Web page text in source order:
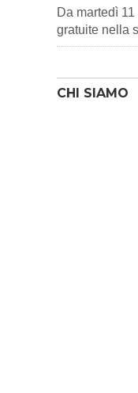
Da martedì
gratuite nella
CHI SIAMO